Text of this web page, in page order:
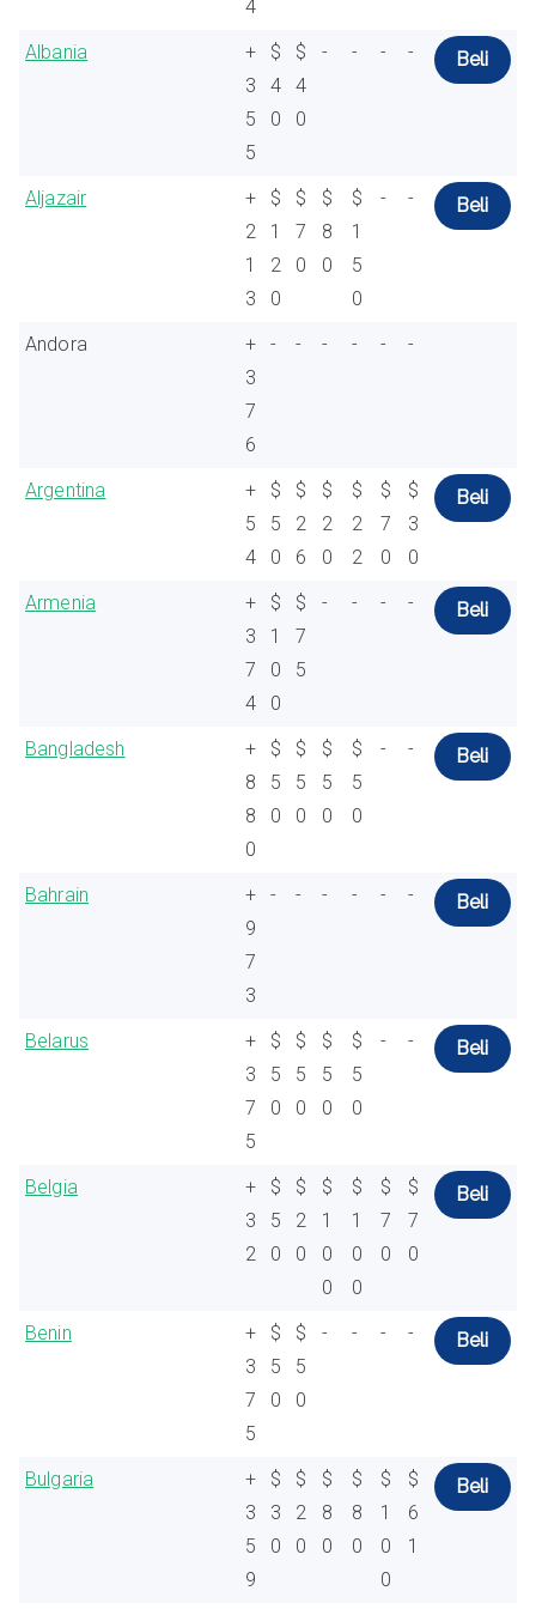
4
Albania
+
3
5
5
$
4
0
$
4
0
- - - - Beli
Aljazair
+
2
1
3
$
1
2
0
$
7
0
$
8
0
$
1
5
0
- - Beli
Andora
+
3
7
6
- - - - - -
Argentina
+
5
4
$
5
0
$
2
6
$
2
0
$
2
2
$
7
0
$
3
0
Beli
Armenia
+
3
7
4
$
1
0
0
$
7
5
- - - - Beli
Bangladesh
+
8
8
0
$
5
0
$
5
0
$
5
0
$
5
0
- - Beli
Bahrain
+
9
7
3
- - - - - - Beli
Belarus
+
3
7
5
$
5
0
$
5
0
$
5
0
$
5
0
- - Beli
Belgia
+
3
2
$
5
0
$
2
0
$
1
0
0
$
1
0
0
$
7
0
$
7
0
Beli
Benin
+
3
7
5
$
5
0
$
5
0
- - - - Beli
Bulgaria
+
3
5
9
$
3
0
$
2
0
$
8
0
$
8
0
$
1
0
0
$
6
1
Beli